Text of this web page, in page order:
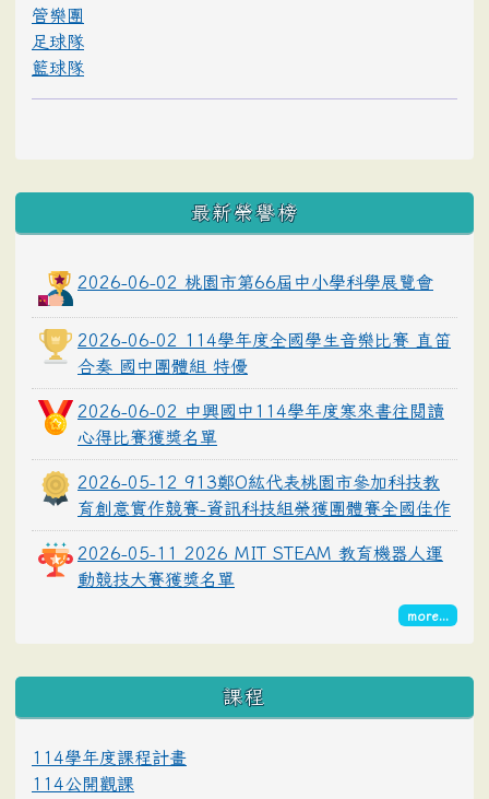
管樂團
足球隊
籃球隊
最新榮譽榜
2026-06-02 桃園市第66屆中小學科學展覽會
2026-06-02 114學年度全國學生音樂比賽 直笛
合奏 國中團體組 特優
2026-06-02 中興國中114學年度寒來書往閱讀
心得比賽獲獎名單
2026-05-12 913鄭O紘代表桃園市參加科技教
育創意實作競賽-資訊科技組榮獲團體賽全國佳作
2026-05-11 2026 MIT STEAM 教育機器人運
動競技大賽獲獎名單
more...
課程
114學年度課程計畫
114公開觀課